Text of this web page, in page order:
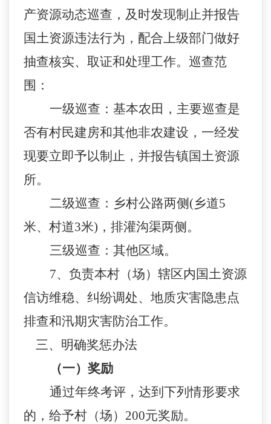
产资源动态巡查，及时发现制止并报告
国土资源违法行为，配合上级部门做好
抽查核实、取证和处理工作。巡查范
围：
一级巡查：基本农田，主要巡查是
否有村民建房和其他非农建设，一经发
现要立即予以制止，并报告镇国土资源
所。
二级巡查：乡村公路两侧(乡道5
米、村道3米)，排灌沟渠两侧。
三级巡查：其他区域。
7、负责本村（场）辖区内国土资源
信访维稳、纠纷调处、地质灾害隐患点
排查和汛期灾害防治工作。
三、明确奖惩办法
（一）奖励
通过年终考评，达到下列情形要求
的，给予村（场）200元奖励。